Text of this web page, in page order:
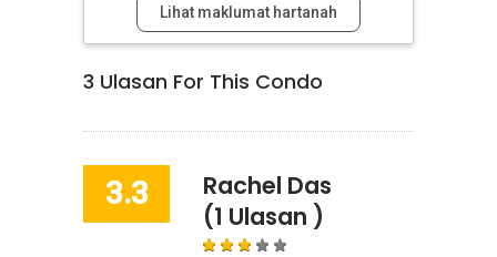
Lihat maklumat hartanah
3 Ulasan For This Condo
3.3
Rachel Das
(1 Ulasan )